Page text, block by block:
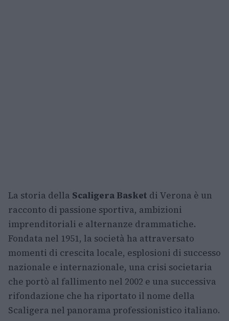
La storia della Scaligera Basket di Verona è un
racconto di passione sportiva, ambizioni
imprenditoriali e alternanze drammatiche.
Fondata nel 1951, la società ha attraversato
momenti di crescita locale, esplosioni di successo
nazionale e internazionale, una crisi societaria
che portò al fallimento nel 2002 e una successiva
rifondazione che ha riportato il nome della
Scaligera nel panorama professionistico italiano.